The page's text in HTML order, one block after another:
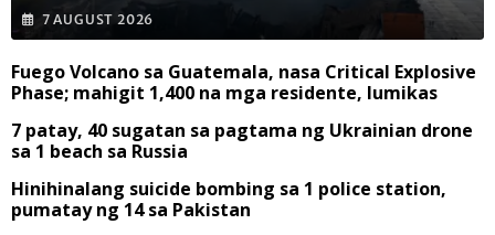
7 AUGUST 2026
Fuego Volcano sa Guatemala, nasa Critical Explosive
Phase; mahigit 1,400 na mga residente, lumikas
7 patay, 40 sugatan sa pagtama ng Ukrainian drone
sa 1 beach sa Russia
Hinihinalang suicide bombing sa 1 police station,
pumatay ng 14 sa Pakistan